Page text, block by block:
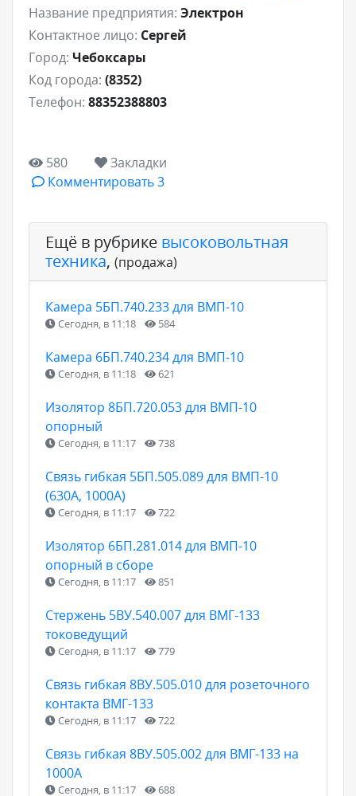
Название предприятия: Электрон
Контактное лицо: Сергей
Город: Чебоксары
Код города: (8352)
Телефон: 88352388803
580
Закладки
Комментировать 3
Ещё в рубрике высоковольтная
техника, (продажа)
Камера 5БП.740.233 для ВМП-10
Сегодня, в 11:18 584
Камера 6БП.740.234 для ВМП-10
Сегодня, в 11:18 621
Изолятор 8БП.720.053 для ВМП-10
опорный
Сегодня, в 11:17 738
Связь гибкая 5БП.505.089 для ВМП-10
(630А, 1000А)
Сегодня, в 11:17 722
Изолятор 6БП.281.014 для ВМП-10
опорный в сборе
Сегодня, в 11:17 851
Стержень 5ВУ.540.007 для ВМГ-133
токоведущий
Сегодня, в 11:17 779
Связь гибкая 8ВУ.505.010 для розеточного
контакта ВМГ-133
Сегодня, в 11:17 722
Связь гибкая 8ВУ.505.002 для ВМГ-133 на
1000А
Сегодня, в 11:17 688